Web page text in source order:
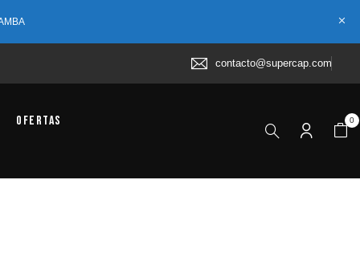
contacto@supercap.com
Ofertas 0